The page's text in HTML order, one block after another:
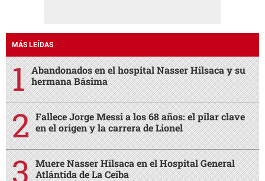
MÁS LEÍDAS
Abandonados en el hospital Nasser Hilsaca y su
hermana Básima
Fallece Jorge Messi a los 68 años: el pilar clave
en el origen y la carrera de Lionel
Muere Nasser Hilsaca en el Hospital General
Atlántida de La Ceiba